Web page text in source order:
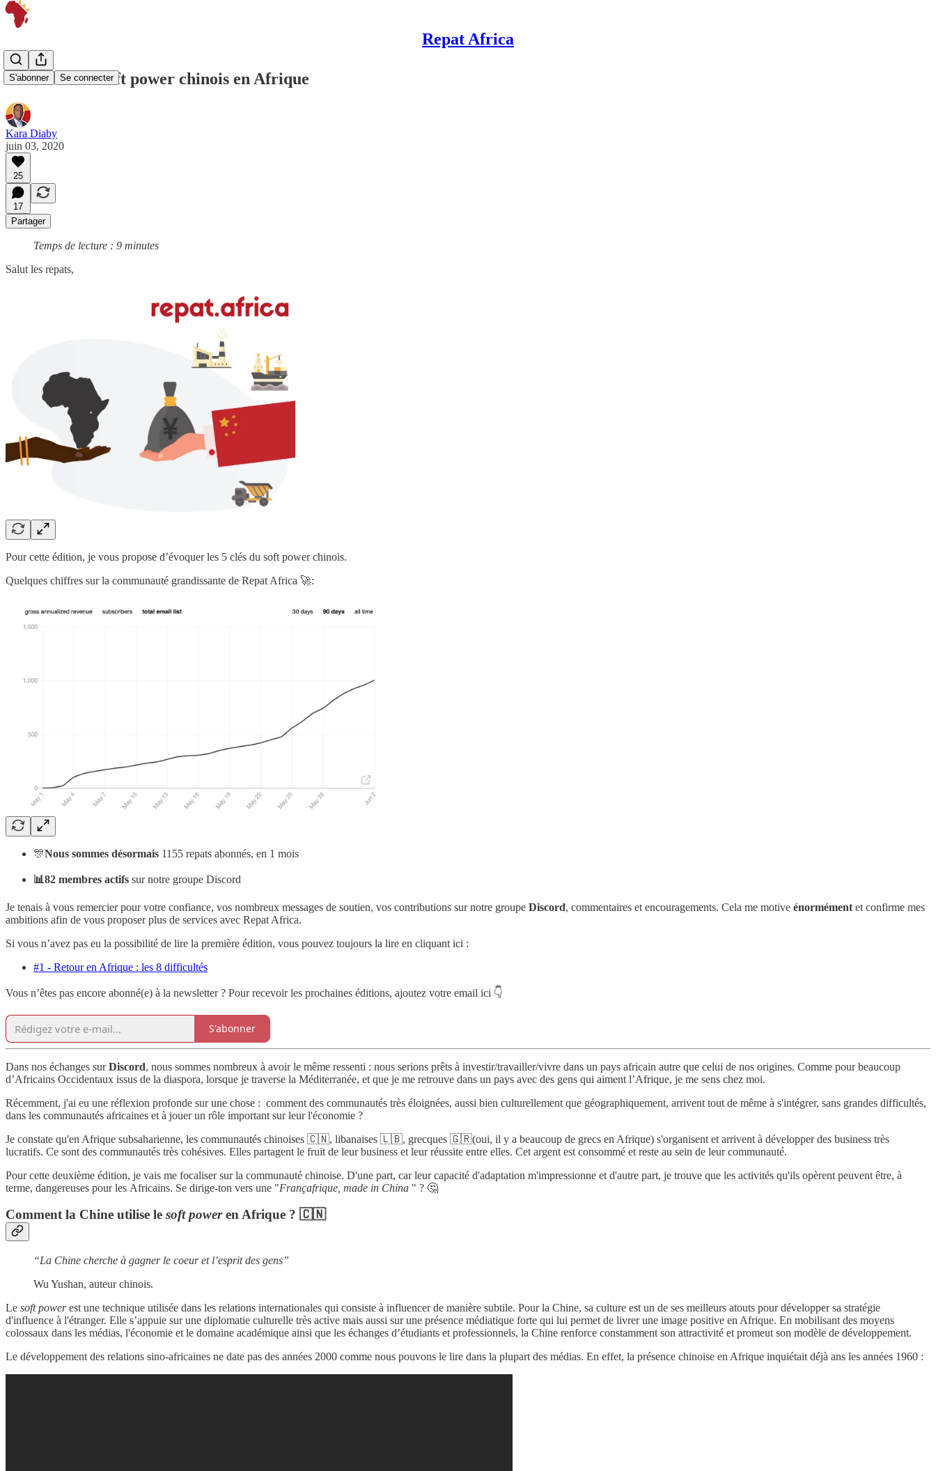
Repat Africa
S'abonner Se connecter
Les 5 clés du soft power chinois en Afrique
Kara Diaby
juin 03, 2020
25
17
Partager
Temps de lecture : 9 minutes
Salut les repats,
Pour cette édition, je vous propose d’évoquer les 5 clés du soft power chinois.
Quelques chiffres sur la communauté grandissante de Repat Africa 🚀:
🎊Nous sommes désormais 1155 repats abonnés, en 1 mois
📊82 membres actifs sur notre groupe Discord
Je tenais à vous remercier pour votre confiance, vos nombreux messages de soutien, vos contributions sur notre groupe Discord, commentaires et encouragements. Cela me motive énormément et confirme mes
ambitions afin de vous proposer plus de services avec Repat Africa.
Si vous n’avez pas eu la possibilité de lire la première édition, vous pouvez toujours la lire en cliquant ici :
#1 - Retour en Afrique : les 8 difficultés
Vous n’êtes pas encore abonné(e) à la newsletter ? Pour recevoir les prochaines éditions, ajoutez votre email ici 👇
S'abonner
Dans nos échanges surDiscord, nous sommes nombreux à avoir le même ressenti : nous serions prêts à investir/travailler/vivre dans un pays africain autre que celui de nos origines. Comme pour beaucoup
d’Africains Occidentaux issus de la diaspora, lorsque je traverse la Méditerranée, et que je me retrouve dans un pays avec des gens qui aiment l’Afrique, je me sens chez moi.
Récemment, j'ai eu une réflexion profonde sur une chose : comment des communautés très éloignées, aussi bien culturellement que géographiquement, arrivent tout de même à s'intégrer, sans grandes difficultés,
dans les communautés africaines et à jouer un rôle important sur leur l'économie ?
Je constate qu'en Afrique subsaharienne, les communautés chinoises 🇨🇳, libanaises 🇱🇧, grecques 🇬🇷(oui, il y a beaucoup de grecs en Afrique) s'organisent et arrivent à développer des business très
lucratifs. Ce sont des communautés très cohésives. Elles partagent le fruit de leur business et leur réussite entre elles. Cet argent est consommé et reste au sein de leur communauté.
Pour cette deuxième édition, je vais me focaliser sur la communauté chinoise. D'une part, car leur capacité d'adaptation m'impressionne et d'autre part, je trouve que les activités qu'ils opèrent peuvent être, à
terme, dangereuses pour les Africains. Se dirige-ton vers une "Françafrique, made in China " ? 🤔
Comment la Chine utilise le soft poweren Afrique ? 🇨🇳
“La Chine cherche à gagner le coeur et l’esprit des gens”
Wu Yushan, auteur chinois.
Le soft powerest une technique utilisée dans les relations internationales qui consiste à influencer de manière subtile. Pour la Chine, sa culture est un de ses meilleurs atouts pour développer sa stratégie
d'influence à l'étranger. Elle s’appuie sur une diplomatie culturelle très active mais aussi sur une présence médiatique forte qui lui permet de livrer une image positive en Afrique. En mobilisant des moyens
colossaux dans les médias, l'économie et le domaine académique ainsi que les échanges d’étudiants et professionnels, la Chine renforce constamment son attractivité et promeut son modèle de développement.
Le développement des relations sino-africaines ne date pas des années 2000 comme nous pouvons le lire dans la plupart des médias. En effet, la présence chinoise en Afrique inquiétait déjà ans les années 1960 :